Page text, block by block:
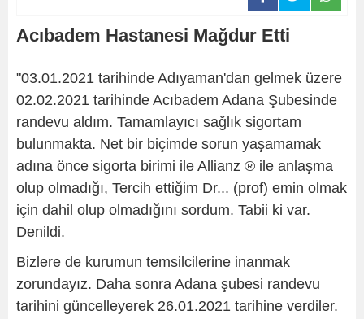
Acıbadem Hastanesi Mağdur Etti
"03.01.2021 tarihinde Adıyaman'dan gelmek üzere
02.02.2021 tarihinde Acıbadem Adana Şubesinde
randevu aldım. Tamamlayıcı sağlık sigortam
bulunmakta. Net bir biçimde sorun yaşamamak
adına önce sigorta birimi ile Allianz ® ile anlaşma
olup olmadığı, Tercih ettiğim Dr... (prof) emin olmak
için dahil olup olmadığını sordum. Tabii ki var.
Denildi.
Bizlere de kurumun temsilcilerine inanmak
zorundayız. Daha sonra Adana şubesi randevu
tarihini güncelleyerek 26.01.2021 tarihine verdiler.